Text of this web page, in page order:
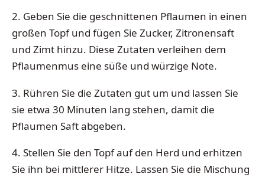
2. Geben Sie die geschnittenen Pflaumen in einen
großen Topf und fügen Sie Zucker, Zitronensaft
und Zimt hinzu. Diese Zutaten verleihen dem
Pflaumenmus eine süße und würzige Note.
3. Rühren Sie die Zutaten gut um und lassen Sie
sie etwa 30 Minuten lang stehen, damit die
Pflaumen Saft abgeben.
4. Stellen Sie den Topf auf den Herd und erhitzen
Sie ihn bei mittlerer Hitze. Lassen Sie die Mischung